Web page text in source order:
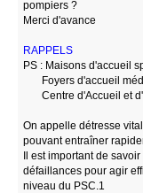
pompiers ?
Merci d'avance
RAPPELS
PS : Maisons d'accueil
Foyers d'accueil
Centre d'Accueil et
On appelle détresse
pouvant entraîner
Il est important de
défaillances pour agir
niveau du PSC.1